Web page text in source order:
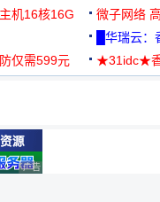
机16核16G
微子网络
█华瑞云
仅需599元
★31idc★香
广告 商业广告，理性选择